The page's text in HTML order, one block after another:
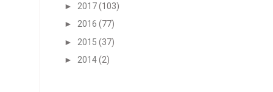
► 2017(103)
► 2016 (77)
► 2015 (37)
► 2014(2)